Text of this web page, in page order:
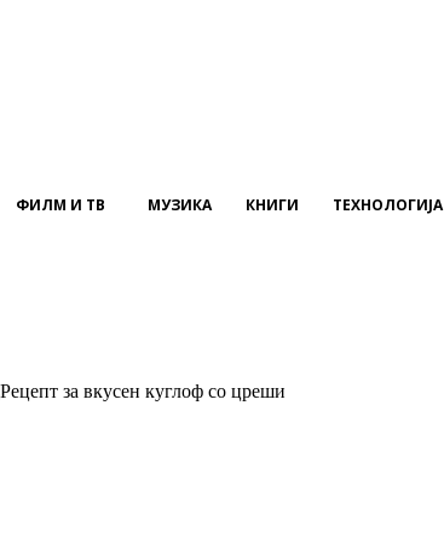
ФИЛМ И ТВ МУЗИКА КНИГИ ТЕХНОЛОГИЈА